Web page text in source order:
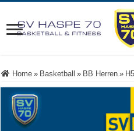
Home » Basketball » BB Herren » H5